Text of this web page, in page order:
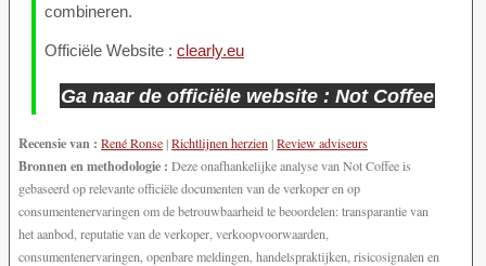
combineren.
Officiële Website : clearly.eu
Ga naar de officiële website : Not Coffee
Recensie van : René Ronse|Richtlijnen herzien|Review adviseurs
Bronnen en methodologie : Deze onafhankelijke analyse van Not Coffee is
gebaseerd op relevante officiële documenten van de verkoper en op
consumentenervaringen om de betrouwbaarheid te beoordelen: transparantie van
het aanbod, reputatie van de verkoper, verkoopvoorwaarden,
consumentenervaringen, openbare meldingen, handelspraktijken, risicosignalen en